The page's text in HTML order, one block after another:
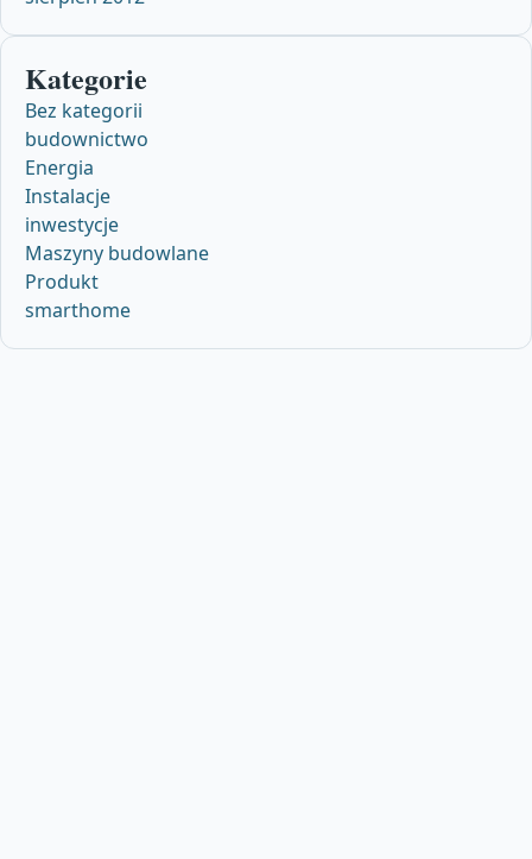
Kategorie
Bez kategorii
budownictwo
Energia
Instalacje
inwestycje
Maszyny budowlane
Produkt
smarthome